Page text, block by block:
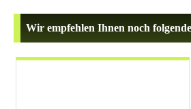
Wir empfehlen Ihnen noch